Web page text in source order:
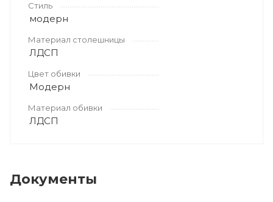
Стиль
модерн
Материал столешницы
ЛДСП
Цвет обивки
Модерн
Материал обивки
ЛДСП
Документы